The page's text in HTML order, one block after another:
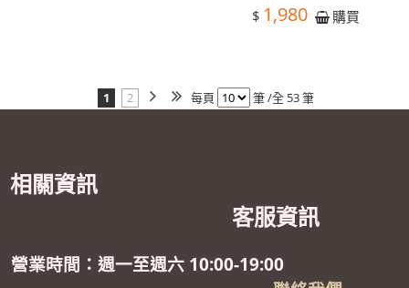
$ 1,980 購買
1 2 每頁 筆 /全 53 筆
相關資訊
客服資訊
營業時間：週一至週六 10:00-19:00